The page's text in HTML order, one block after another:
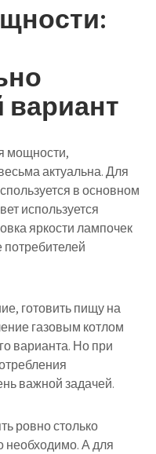
мощности,
актуальна. Для
в основном
используется
яркости лампочек
готовить пищу на
газовым котлом
варианта. Но при
важной задачей.
ровно столько
необходимо. А для